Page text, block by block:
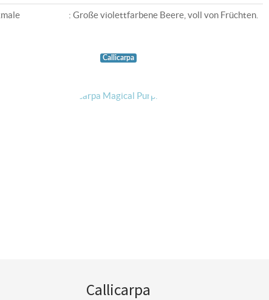
: Große violettfarbene Beere, voll von Früchten.
Callicarpa
Callicarpa